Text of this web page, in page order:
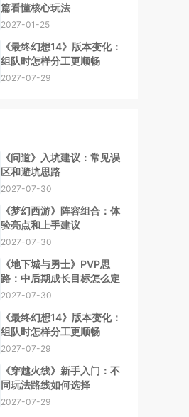
篇看懂核心玩法
2027-01-25
《最终幻想14》版本变化：
组队时怎样分工更顺畅
2027-07-29
《问道》入坑建议：常见误
区和避坑思路
2027-07-30
《梦幻西游》阵容组合：体
验亮点和上手建议
2027-07-30
《地下城与勇士》PVP思
路：中后期成长目标怎么定
2027-07-30
《最终幻想14》版本变化：
组队时怎样分工更顺畅
2027-07-29
《穿越火线》新手入门：不
同玩法路线如何选择
2027-07-29